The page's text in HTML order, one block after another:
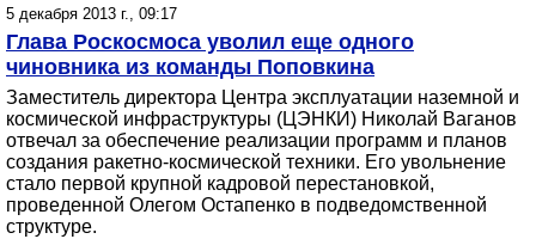
5 декабря 2013 г., 09:17
Глава Роскосмоса уволил еще одного
чиновника из команды Поповкина
Заместитель директора Центра эксплуатации наземной и
космической инфраструктуры (ЦЭНКИ) Николай Ваганов
отвечал за обеспечение реализации программ и планов
создания ракетно-космической техники. Его увольнение
стало первой крупной кадровой перестановкой,
проведенной Олегом Остапенко в подведомственной
структуре.